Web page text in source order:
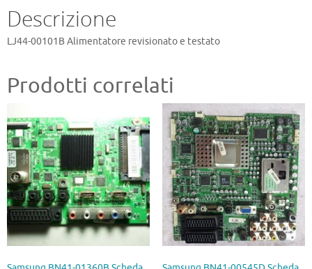
Descrizione
LJ44-00101B Alimentatore revisionato e testato
Prodotti correlati